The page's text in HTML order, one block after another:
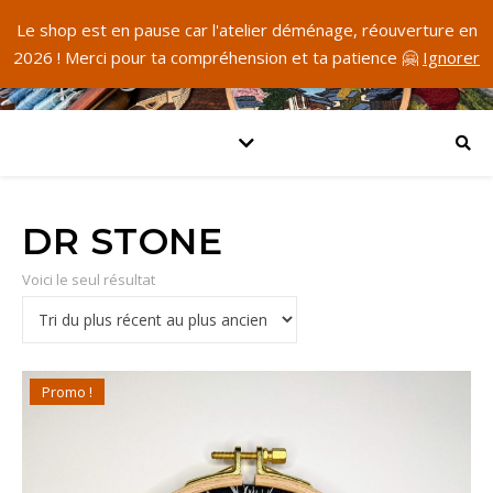
Le shop est en pause car l'atelier déménage, réouverture en
2026 ! Merci pour ta compréhension et ta patience 🤗 Ignorer
DR STONE
Voici le seul résultat
Promo !